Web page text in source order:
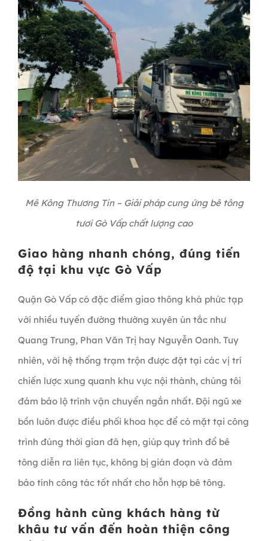
Mê Kông Thương Tín – Giải pháp cung ứng bê tông
tươi Gò Vấp chất lượng cao
Giao hàng nhanh chóng, đúng tiến
độ tại khu vực Gò Vấp
Quận Gò Vấp có đặc điểm giao thông khá phức tạp
với nhiều tuyến đường thường xuyên ùn tắc như
Quang Trung, Phan Văn Trị hay Nguyễn Oanh. Tuy
nhiên, với hệ thống trạm trộn được đặt tại các vị trí
chiến lược xung quanh khu vực nội thành, chúng tôi
đảm bảo lộ trình vận chuyển ngắn nhất. Đội ngũ xe
bồn luôn được điều phối khoa học để có mặt tại công
trình đúng thời gian đã hẹn, giúp quy trình đổ bê
tông diễn ra liên tục, không bị gián đoạn và đảm
bảo tính công tác tốt nhất cho hỗn hợp bê tông.
Đồng hành cùng khách hàng từ
khâu tư vấn đến hoàn thiện công